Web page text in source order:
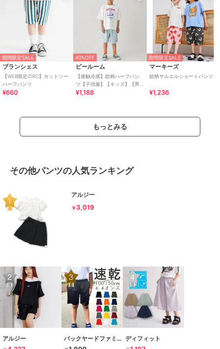
期間限定SALE
ブランシェス
【WEB限定/DRC】カットソー
ハーフパンツ
¥660
40%OFF
ビールーム
【接触冷感】総柄ハーフパン
ツ【子供服】【キッズ】【男
の子】【女の子】
¥1,188
期間限定SALE
マーキーズ
総柄サルエルショートパンツ
¥1,236
もっとみる
その他パンツの人気ランキング
アルジー
￥3,019
アルジー バックヤードファミリー ディフィット